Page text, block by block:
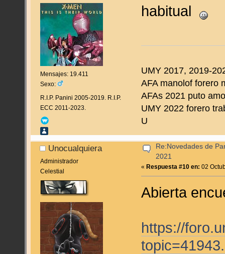
Mensajes: 19.411
Sexo:
R.I.P. Panini 2005-2019. R.I.P.
ECC 2011-2023.
habitual
UMY 2017, 2019-
AFA manolof forero
AFAs 2021 puto
UMY 2022 forero
U
Unocualquiera
Administrador
Celestial
Re:Novedades de
2021
«Respuesta #10 en: 02
Abierta
https://